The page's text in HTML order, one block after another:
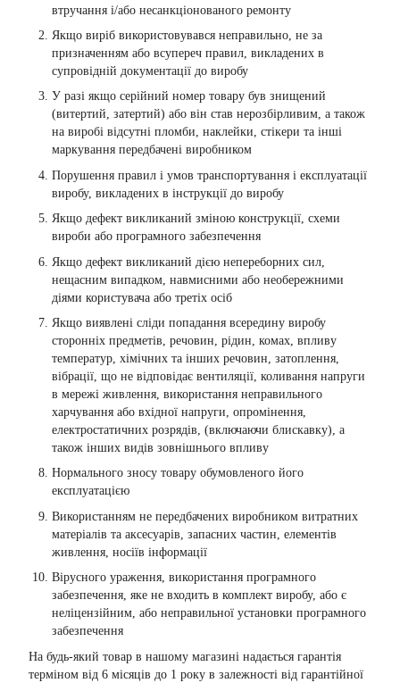
втручання і/або несанкціонованого ремонту
Якщо виріб використовувався неправильно, не за
призначенням або всупереч правил, викладених в
супровідній документації до виробу
У разі якщо серійний номер товару був знищений
(витертий, затертий) або він став нерозбірливим, а також
на виробі відсутні пломби, наклейки, стікери та інші
маркування передбачені виробником
Порушення правил і умов транспортування і експлуатації
виробу, викладених в інструкції до виробу
Якщо дефект викликаний зміною конструкції, схеми
вироби або програмного забезпечення
Якщо дефект викликаний дією непереборних сил,
нещасним випадком, навмисними або необережними
діями користувача або третіх осіб
Якщо виявлені сліди попадання всередину виробу
сторонніх предметів, речовин, рідин, комах, впливу
температур, хімічних та інших речовин, затоплення,
вібрації, що не відповідає вентиляції, коливання напруги
в мережі живлення, використання неправильного
харчування або вхідної напруги, опромінення,
електростатичних розрядів, (включаючи блискавку), а
також інших видів зовнішнього впливу
Нормального зносу товару обумовленого його
експлуатацією
Використанням не передбачених виробником витратних
матеріалів та аксесуарів, запасних частин, елементів
живлення, носіїв інформації
Вірусного ураження, використання програмного
забезпечення, яке не входить в комплект виробу, або є
неліцензійним, або неправильної установки програмного
забезпечення
На будь-який товар в нашому магазині надається гарантія
терміном від 6 місяців до 1 року в залежності від гарантійної